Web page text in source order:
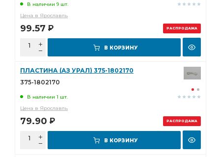
РАСПРОДАЖА
В наличии 9 шт.
Цена в Ярославль
99.57 Р
В КОРЗИНУ
РАСПРОДАЖА
ПЛАСТИНА (АЗ УРАЛ) 375-1802170
375-1802170
В наличии 1 шт.
Цена в Ярославль
79.90 Р
В КОРЗИНУ